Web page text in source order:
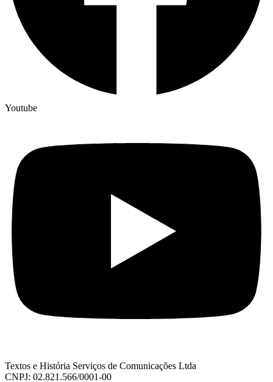
Youtube
Textos e História Serviços de Comunicações Ltda
CNPJ: 02.821.566/0001-00